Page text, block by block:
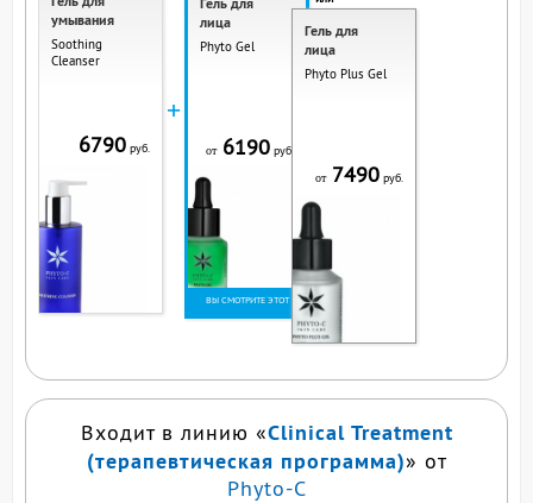
умывания
Soothing
Cleanser
6790 руб.
+
лица
Phyto Gel
ВЫ СМОТРИТЕ ЭТОТ
от6190 руб.
Гель для
лица
Phyto Plus Gel
от7490 руб.
Входит в линию «Clinical Treatment
(терапевтическая программа)» от
Phyto-C